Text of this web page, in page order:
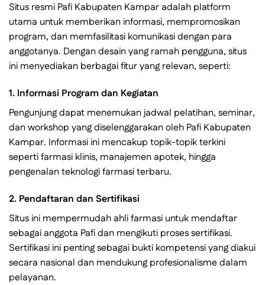
Situs resmi Pafi Kabupaten Kampar adalah platform
utama untuk memberikan informasi, mempromosikan
program, dan memfasilitasi komunikasi dengan para
anggotanya. Dengan desain yang ramah pengguna, situs
ini menyediakan berbagai fitur yang relevan, seperti:
1. Informasi Program dan Kegiatan
Pengunjung dapat menemukan jadwal pelatihan, seminar,
dan workshop yang diselenggarakan oleh Pafi Kabupaten
Kampar. Informasi ini mencakup topik-topik terkini
seperti farmasi klinis, manajemen apotek, hingga
pengenalan teknologi farmasi terbaru.
2. Pendaftaran dan Sertifikasi
Situs ini mempermudah ahli farmasi untuk mendaftar
sebagai anggota Pafi dan mengikuti proses sertifikasi.
Sertifikasi ini penting sebagai bukti kompetensi yang diakui
secara nasional dan mendukung profesionalisme dalam
pelayanan.